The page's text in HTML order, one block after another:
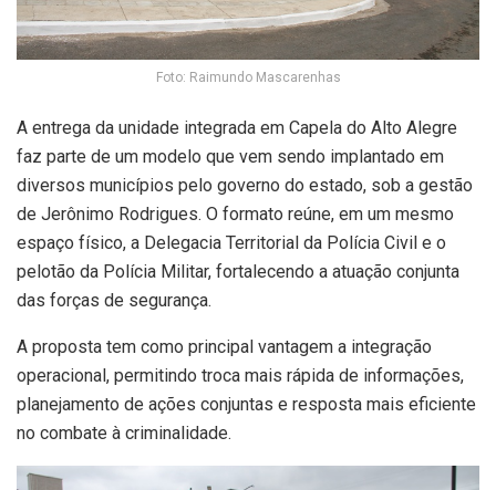
Foto: Raimundo Mascarenhas
A entrega da unidade integrada em Capela do Alto Alegre
faz parte de um modelo que vem sendo implantado em
diversos municípios pelo governo do estado, sob a gestão
de Jerônimo Rodrigues. O formato reúne, em um mesmo
espaço físico, a Delegacia Territorial da Polícia Civil e o
pelotão da Polícia Militar, fortalecendo a atuação conjunta
das forças de segurança.
A proposta tem como principal vantagem a integração
operacional, permitindo troca mais rápida de informações,
planejamento de ações conjuntas e resposta mais eficiente
no combate à criminalidade.